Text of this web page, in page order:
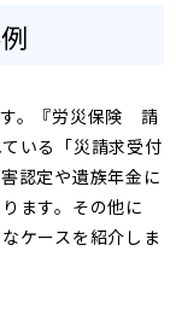
す。『労災保険 請
いる「災請求受付
認定や遺族年金に
ます。その他に
ケースを紹介しま